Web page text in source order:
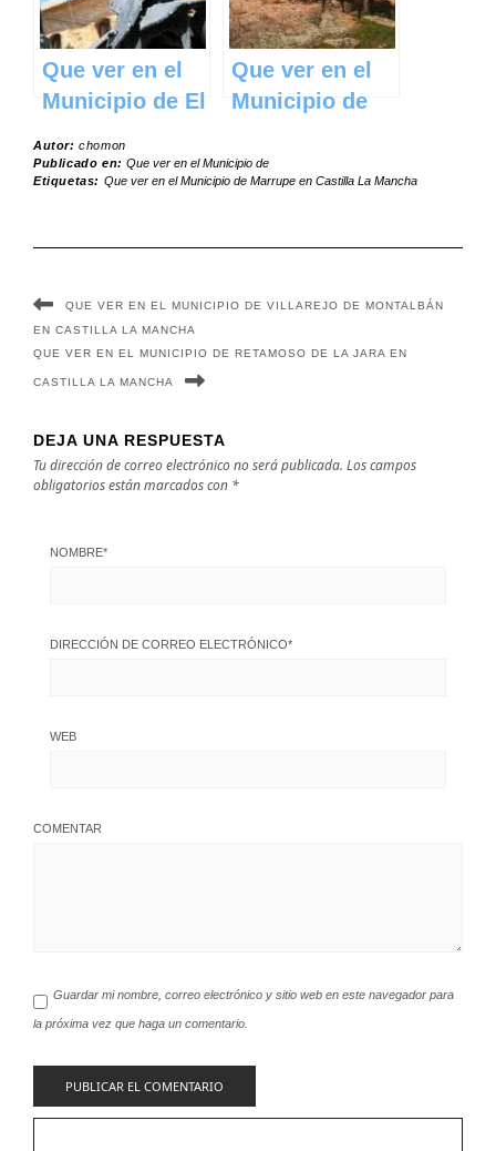
Que ver en el
Municipio de El
Castilla La
Mancha
Que ver en el
Municipio de
Castilla La
Mancha
Autor:chomon
Publicado en:Que ver en el Municipio de
Etiquetas: Que ver en el Municipio de Marrupe en Castilla La Mancha
QUE VER EN EL MUNICIPIO DE VILLAREJO DE MONTALBÁN
EN CASTILLA LA MANCHA
QUE VER EN EL MUNICIPIO DE RETAMOSO DE LA JARA EN
CASTILLA LA MANCHA
DEJA UNA RESPUESTA
Tu dirección de correo electrónico no será publicada. Los campos
obligatorios están marcados con *
NOMBRE*
DIRECCIÓN DE CORREO ELECTRÓNICO*
WEB
COMENTAR
Guardar mi nombre, correo electrónico y sitio web en este navegador para
la próxima vez que haga un comentario.